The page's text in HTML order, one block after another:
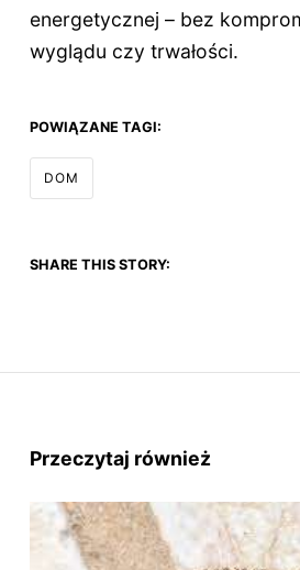
energetycznej – bez
wyglądu czy trwałości.
POWIĄZANE TAGI:
DOM
SHARE THIS STORY:
Przeczytaj również